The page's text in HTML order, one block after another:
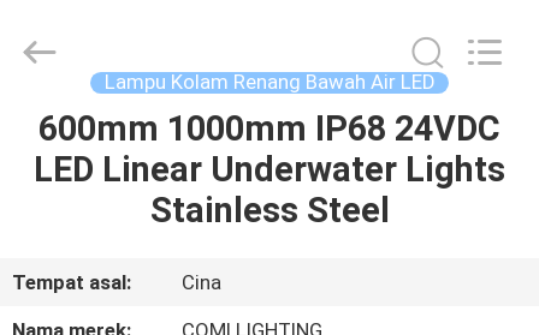
RUMAH
TENTANG
KAMI
COMI
LIGHTING
Reserved.
Lampu Kolam Renang Bawah Air LED
600mm 1000mm IP68 24VDC
LED Linear Underwater Lights
Stainless Steel
Tempat asal:
Cina